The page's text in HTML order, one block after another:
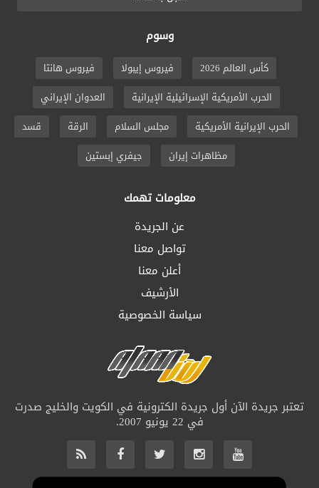
وسوم
كأس العالم 2026 فيروس إيبولا
فيروس هانتا
الحرب الأمريكية الإسرائيلية الإيرانية
العدوان الإيراني
الحرب الإيرانية الأمريكية
مجلس السلام الرقة
قسد
مظاهرات إيران
جيفري إبستين
معلومات تهمك
عن الجريدة
تواصل معنا
أعلن معنا
الأرشيف
سياسة الخصوصية
تعتبر جريدة الآن أول جريدة الكترونية في الكويت والخليج صدرت
في 22 يونيو 2007.